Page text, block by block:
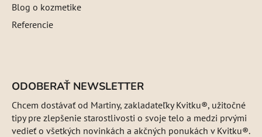
Blog o kozmetike
Referencie
ODOBERAŤ NEWSLETTER
Chcem dostávať od Martiny, zakladateľky Kvitku®, užitočné
tipy pre zlepšenie starostlivosti o svoje telo a medzi prvými
vedieť o všetkých novinkách a akčných ponukách v Kvitku®.